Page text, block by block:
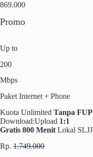
869.000
Promo
Up to
200
Mbps
Paket Internet + Phone
Kuota Unlimited Tanpa FUP
Download:Upload 1:1
Gratis 800 Menit Lokal SLJJ
Rp. 1.749.000